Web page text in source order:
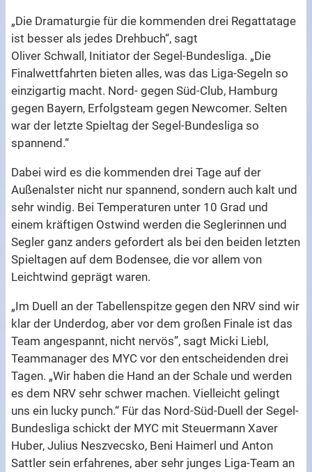
„Die Dramaturgie für die kommenden drei Regattatage
ist besser als jedes Drehbuch“, sagt
Oliver Schwall, Initiator der Segel-Bundesliga. „Die
Finalwettfahrten bieten alles, was das Liga-Segeln so
einzigartig macht. Nord- gegen Süd-Club, Hamburg
gegen Bayern, Erfolgsteam gegen Newcomer. Selten
war der letzte Spieltag der Segel-Bundesliga so
spannend.“
Dabei wird es die kommenden drei Tage auf der
Außenalster nicht nur spannend, sondern auch kalt und
sehr windig. Bei Temperaturen unter 10 Grad und
einem kräftigen Ostwind werden die Seglerinnen und
Segler ganz anders gefordert als bei den beiden letzten
Spieltagen auf dem Bodensee, die vor allem von
Leichtwind geprägt waren.
„Im Duell an der Tabellenspitze gegen den NRV sind wir
klar der Underdog, aber vor dem großen Finale ist das
Team angespannt, nicht nervös”, sagt Micki Liebl,
Teammanager des MYC vor den entscheidenden drei
Tagen. „Wir haben die Hand an der Schale und werden
es dem NRV sehr schwer machen. Vielleicht gelingt
uns ein lucky punch.“ Für das Nord-Süd-Duell der Segel-
Bundesliga schickt der MYC mit Steuermann Xaver
Huber, Julius Neszvecsko, Beni Haimerl und Anton
Sattler sein erfahrenes, aber sehr junges Liga-Team an